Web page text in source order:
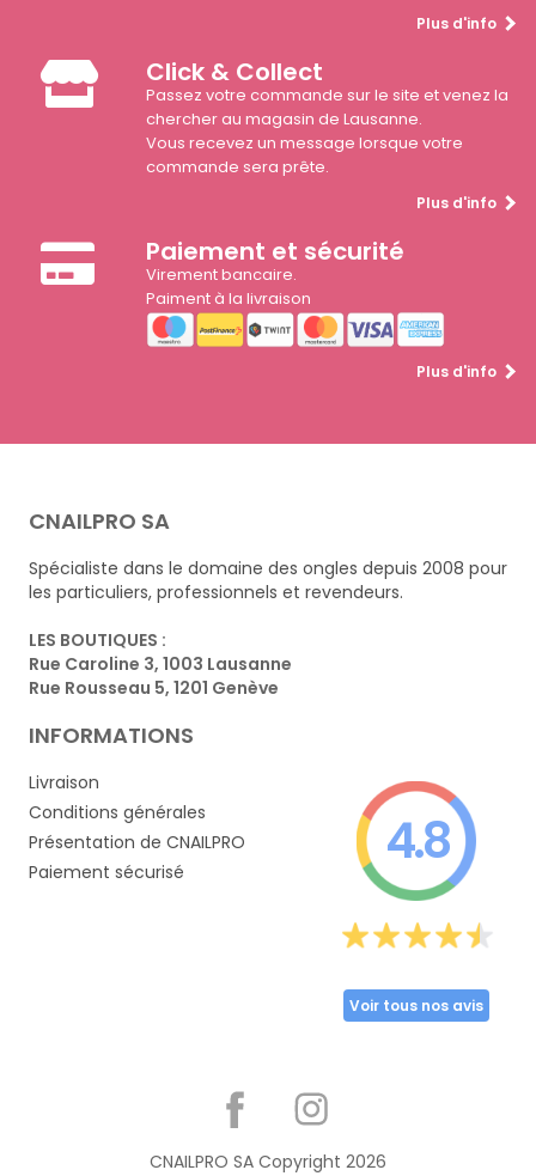
Plus d'info
Click & Collect
Passez votre commande sur le site et venez la
chercher au magasin de Lausanne.
Vous recevez un message lorsque votre
commande sera prête.
Plus d'info
Paiement et sécurité
Virement bancaire.
Paiment à la livraison
Plus d'info
CNAILPRO SA
Spécialiste dans le domaine des ongles depuis 2008 pour
les particuliers, professionnels et revendeurs.
LES BOUTIQUES :
Rue Caroline 3, 1003 Lausanne
Rue Rousseau 5, 1201 Genève
INFORMATIONS
Livraison
Conditions générales
Présentation de CNAILPRO
Paiement sécurisé
4.8
Voir tous nos avis
CNAILPRO SA Copyright 2026